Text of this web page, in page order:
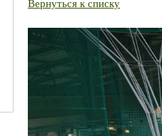
Вернуться к списку